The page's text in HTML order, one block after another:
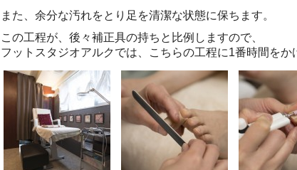
また、余分な汚れをとり足を清潔な状態に保ちます。
この工程が、後々補正具の持ちと比例しますので、
フットスタジオアルクでは、こちらの工程に1番時間をか